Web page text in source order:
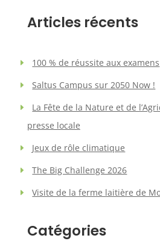
Articles récents
100 % de réussite aux examens
Saltus Campus sur 2050 Now !
La Fête de la Nature et de
presse locale
Jeux de rôle climatique
The Big Challenge 2026
Visite de la ferme laitière de
Catégories